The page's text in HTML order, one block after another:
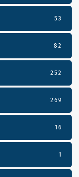
53
82
252
269
16
1